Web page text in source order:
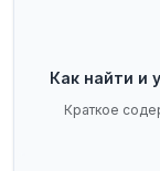
Как найти и
Краткое